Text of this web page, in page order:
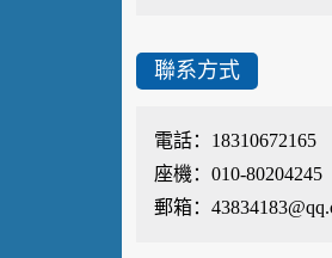
聯系方式
電話：18310672165
座機：010-80204245
郵箱：